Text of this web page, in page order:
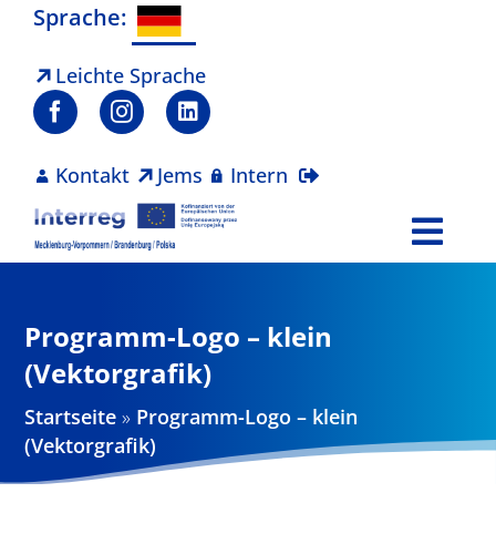
Zum
springen
Sprache:
Leichte Sprache
Kontakt Jems Intern
Projekte
Aktuelles
Programm-Logo – klein
(Vektorgrafik)
Startseite » Programm-Logo – klein
(Vektorgrafik)